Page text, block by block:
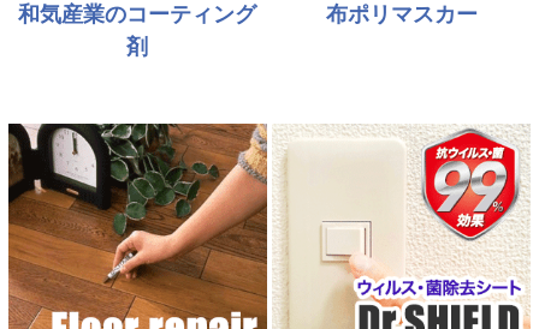
和気産業のコーティング
剤
布ポリマスカー